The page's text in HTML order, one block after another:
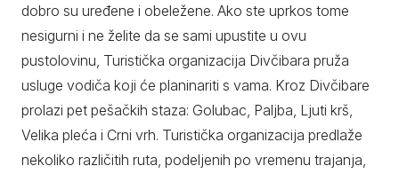
dobro su uređene i obeležene. Ako ste uprkos tome
nesigurni i ne želite da se sami upustite u ovu
pustolovinu, Turistička organizacija Divčibara pruža
usluge vodiča koji će planinariti s vama. Kroz Divčibare
prolazi pet pešačkih staza: Golubac, Paljba, Ljuti krš,
Velika pleća i Crni vrh. Turistička organizacija predlaže
nekoliko različitih ruta, podeljenih po vremenu trajanja,